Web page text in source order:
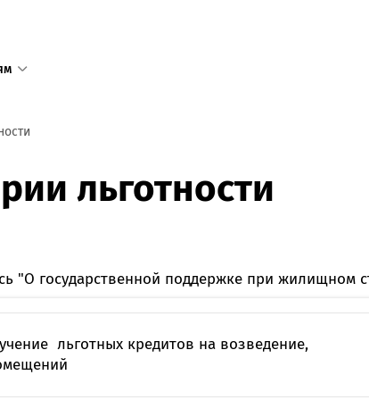
в том
пределов
Режим
льготности
"О государственной поддержке при жилищном
льготных кредитов на возведение,